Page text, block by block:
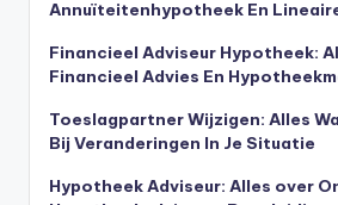
Annuïteitenhypotheek En
Financieel Adviseur Hypotheek:
Financieel Advies En
Toeslagpartner Wijzigen: Alles
Bij Veranderingen In Je Situatie
Hypotheek Adviseur: Alles over